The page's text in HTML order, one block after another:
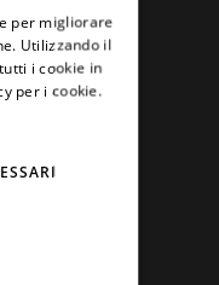
Num. Reg.
ENGLISH
per migliorare
Utilizzando il
i cookie in
per i cookie.